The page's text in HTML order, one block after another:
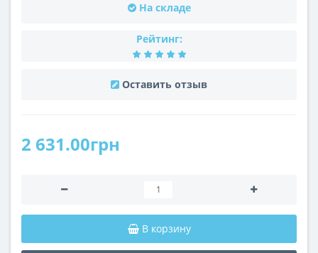
На складе
Рейтинг:
Оставить отзыв
2 631.00грн
В корзину